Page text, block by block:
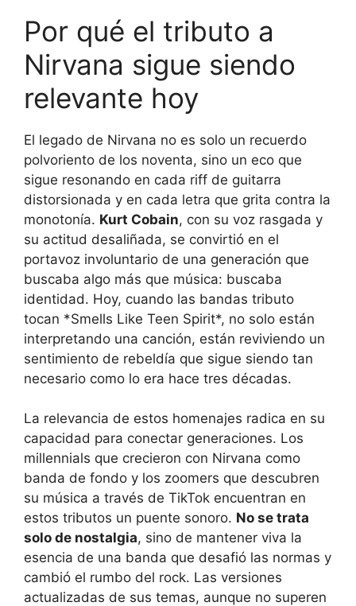
Por qué el tributo a
Nirvana sigue siendo
relevante hoy
El legado de Nirvana no es solo un recuerdo
polvoriento de los noventa, sino un eco que
sigue resonando en cada riff de guitarra
distorsionada y en cada letra que grita contra la
monotonía. Kurt Cobain, con su voz rasgada y
su actitud desaliñada, se convirtió en el
portavoz involuntario de una generación que
buscaba algo más que música: buscaba
identidad. Hoy, cuando las bandas tributo
tocan *Smells Like Teen Spirit*, no solo están
interpretando una canción, están reviviendo un
sentimiento de rebeldía que sigue siendo tan
necesario como lo era hace tres décadas.
La relevancia de estos homenajes radica en su
capacidad para conectar generaciones. Los
millennials que crecieron con Nirvana como
banda de fondo y los zoomers que descubren
su música a través de TikTok encuentran en
estos tributos un puente sonoro. No se trata
solo de nostalgia, sino de mantener viva la
esencia de una banda que desafió las normas y
cambió el rumbo del rock. Las versiones
actualizadas de sus temas, aunque no superen